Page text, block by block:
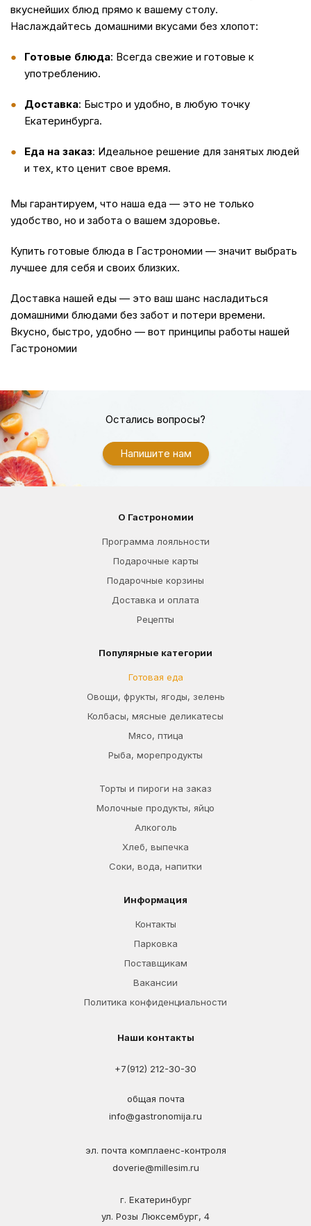
вкуснейших блюд прямо к вашему столу.
Наслаждайтесь домашними вкусами без хлопот:
Готовые блюда: Всегда свежие и готовые к
употреблению.
Доставка: Быстро и удобно, в любую точку
Екатеринбурга.
Еда на заказ: Идеальное решение для занятых людей
и тех, кто ценит свое время.
Мы гарантируем, что наша еда — это не только
удобство, но и забота о вашем здоровье.
Купить готовые блюда в Гастрономии — значит выбрать
лучшее для себя и своих близких.
Доставка нашей еды — это ваш шанс насладиться
домашними блюдами без забот и потери времени.
Вкусно, быстро, удобно — вот принципы работы нашей
Гастрономии
Остались вопросы?
Напишите нам
О Гастрономии
Программа лояльности
Подарочные карты
Подарочные корзины
Доставка и оплата
Рецепты
Популярные категории
Готовая еда
Овощи, фрукты, ягоды, зелень
Колбасы, мясные деликатесы
Мясо, птица
Рыба, морепродукты
Торты и пироги на заказ
Молочные продукты, яйцо
Алкоголь
Хлеб, выпечка
Соки, вода, напитки
Информация
Контакты
Парковка
Поставщикам
Вакансии
Политика конфиденциальности
Наши контакты
+7(912) 212-30-30
общая почта
info@gastronomija.ru
эл. почта комплаенс-контроля
doverie@millesim.ru
г. Екатеринбург
ул. Розы Люксембург, 4